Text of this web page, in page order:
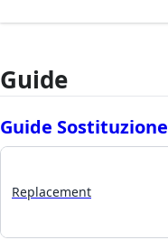
Guide
Guide Sostituzione
Replacement